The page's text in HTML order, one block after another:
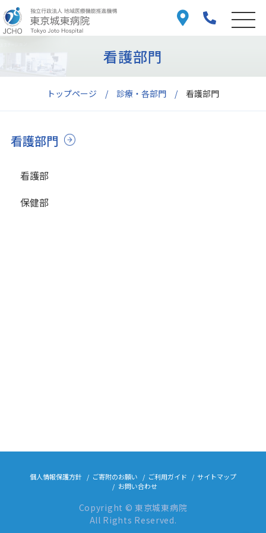
トップページ 診療・各部門 看護部門
看護部門
看護部門
看護部
保健部
個人情報保護方針 ご寄附のお願い ご利用ガイド
サイトマップ
お問い合わせ
Copyright © 東京城東病院
All Rights Reserved.